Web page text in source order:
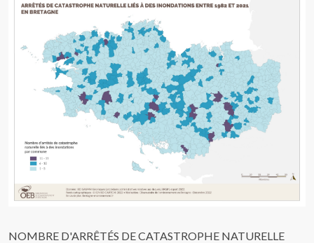
NOMBRE D'ARRÊTÉS DE CATASTROPHE NATURELLE